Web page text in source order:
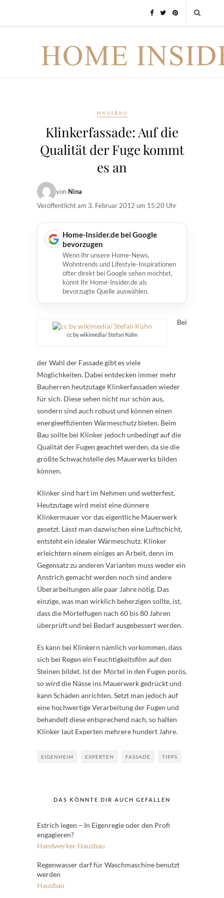
HAUSBAU
Klinkerfassade: Auf die
Qualität der Fuge kommt
es an
von Nina
Veröffentlicht am 3. Februar 2012 um 15:20 Uhr
Home-Insider.de bei Google
bevorzugen
Wenn Ihr unsere Home-News,
Wohntrends und Lifestyle-Inspirationen
öfter direkt bei Google sehen möchtet,
könnt Ihr Home-Insider.de als
bevorzugte Quelle auswählen.
cc by wikimedia/ Stefan Kühn
Bei
der Wahl der Fassade gibt es viele
Möglichkeiten. Dabei entdecken immer mehr
Bauherren heutzutage Klinkerfassaden wieder
für sich. Diese sehen nicht nur schön aus,
sondern sind auch robust und können einen
energieeffizienten Wärmeschutz bieten. Beim
Bau sollte bei Klinker jedoch unbedingt auf die
Qualität der Fugen geachtet werden, da sie die
größte Schwachstelle des Mauerwerks bilden
können.
Klinker sind hart im Nehmen und wetterfest.
Heutzutage wird meist eine dünnere
Klinkermauer vor das eigentliche Mauerwerk
gesetzt. Lässt man dazwischen eine Luftschicht,
entsteht ein idealer Wärmeschutz. Klinker
erleichtern einem einiges an Arbeit, denn im
Gegensatz zu anderen Varianten muss weder ein
Anstrich gemacht werden noch sind andere
Überarbeitungen alle paar Jahre nötig. Das
einzige, was man wirklich beherzigen sollte, ist,
dass die Mörtelfugen nach 60 bis 80 Jahren
überprüft und bei Bedarf ausgebessert werden.
Es kann bei Klinkern nämlich vorkommen, dass
sich bei Regen ein Feuchtigkeitsfilm auf den
Steinen bildet. Ist der Mörtel in den Fugen porös,
so wird die Nässe ins Mauerwerk gedrückt und
kann Schäden anrichten. Setzt man jedoch auf
eine hochwertige Verarbeitung der Fugen und
behandelt diese entsprechend nach, so halten
Klinker laut Experten mehrere hundert Jahre.
EIGENHEIM EXPERTEN FASSADE TIPPS
DAS KÖNNTE DIR AUCH GEFALLEN
Estrich legen – In Eigenregie oder den Profi
engagieren?
Handwerker Hausbau
Regenwasser darf für Waschmaschine benutzt
werden
Hausbau